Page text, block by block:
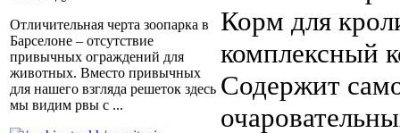
Отличительная черта зоопарка в
Барселоне – отсутствие
привычных ограждений для
животных. Вместо привычных
для нашего взгляда решеток здесь
мы видим рвы с ...
Корм для
комплексный
Содержит